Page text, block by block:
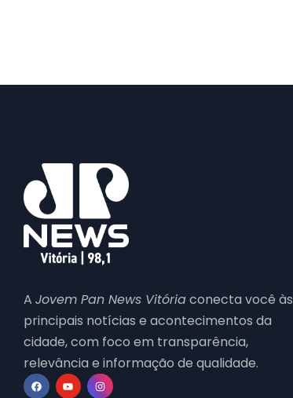
A Jovem Pan News Vitóriaconecta você às
principais notícias e acontecimentos da
cidade, com foco em transparência,
relevância e informação de qualidade.